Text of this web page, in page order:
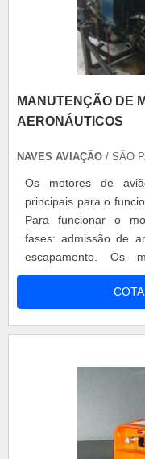
MANUTENÇÃO DE
AERONÁUTICOS
NAVES AVIAÇÃO / SÃO
Os motores de
principais para o
Para funcionar o
fases: admissão de
escapamento. Os
conhecidos são os
os aviões
modelos